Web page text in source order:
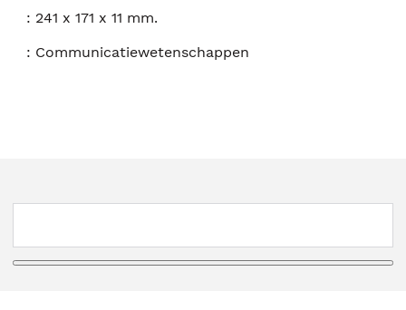
: 241 x 171 x 11 mm.
: Communicatiewetenschappen